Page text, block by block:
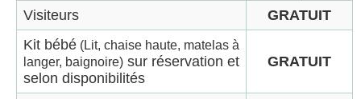
Visiteurs
GRATUIT
Kit bébé (Lit, chaise haute, matelas à
langer, baignoire) sur réservation et
selon disponibilités
GRATUIT